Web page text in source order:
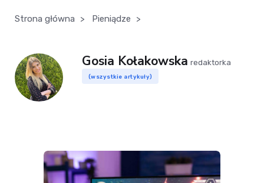
Strona główna > Pieniądze >
Gosia Kołakowska redaktorka
(wszystkie artykuły)